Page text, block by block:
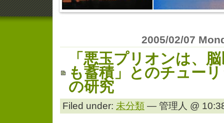
2005/02/07
「悪玉プリオンは、
も蓄積」とのチュー
の研究
Filed under: 未分類 — 管理人 @